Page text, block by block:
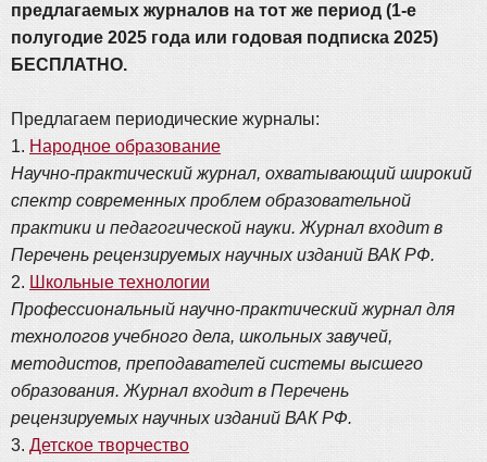
предлагаемых журналов на тот же период (1-е
полугодие 2025 года или годовая подписка 2025)
БЕСПЛАТНО.
Предлагаем периодические журналы:
1. Народное образование
Научно-практический журнал, охватывающий широкий
спектр современных проблем образовательной
практики и педагогической науки. Журнал входит в
Перечень рецензируемых научных изданий ВАК РФ.
2. Школьные технологии
Профессиональный научно-практический журнал для
технологов учебного дела, школьных завучей,
методистов, преподавателей системы высшего
образования. Журнал входит в Перечень
рецензируемых научных изданий ВАК РФ.
3. Детское творчество